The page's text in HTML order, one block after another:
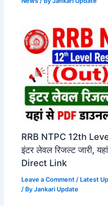
RRB NTPC 12th
इंटर लेवल रिजल्ट जारी,
Direct Link
Leave a Comment / Latest
/ ByJankari Update